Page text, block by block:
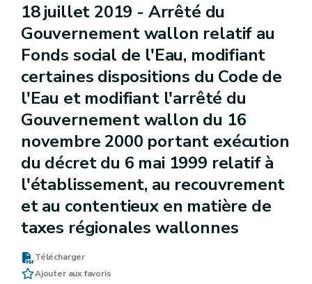
18 juillet 2019 - Arrêté du
Gouvernement wallon relatif au
Fonds social de l'Eau, modifiant
certaines dispositions du Code de
l'Eau et modifiant l'arrêté du
Gouvernement wallon du 16
novembre 2000 portant exécution
du décret du 6 mai 1999 relatif à
l'établissement, au recouvrement
et au contentieux en matière de
taxes régionales wallonnes
Télécharger
Ajouter aux favoris